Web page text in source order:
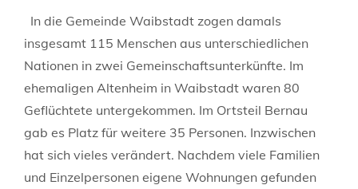
In die Gemeinde Waibstadt zogen damals
insgesamt 115 Menschen aus unterschiedlichen
Nationen in zwei Gemeinschaftsunterkünfte. Im
ehemaligen Altenheim in Waibstadt waren 80
Geflüchtete untergekommen. Im Ortsteil Bernau
gab es Platz für weitere 35 Personen. Inzwischen
hat sich vieles verändert. Nachdem viele Familien
und Einzelpersonen eigene Wohnungen gefunden